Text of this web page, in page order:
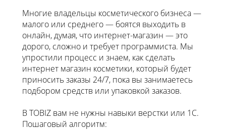
Многие владельцы косметического бизнеса —
малого или среднего — боятся выходить в
онлайн, думая, что интернет-магазин — это
дорого, сложно и требует программиста. Мы
упростили процесс и знаем, как сделать
интернет магазин косметики, который будет
приносить заказы 24/7, пока вы занимаетесь
подбором средств или упаковкой заказов.
В TOBIZ вам не нужны навыки верстки или 1С.
Пошаговый алгоритм: